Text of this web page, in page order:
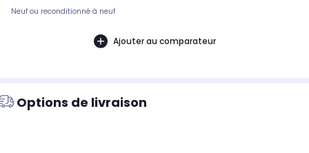
Neuf ou reconditionné à neuf
Ajouter au comparateur
Options de livraison